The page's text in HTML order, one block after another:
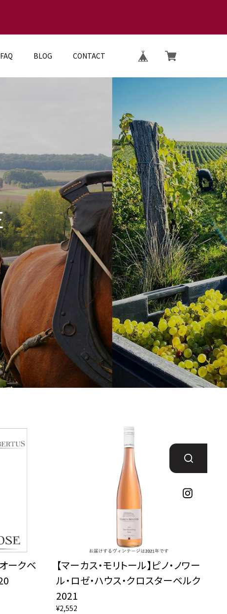
FAQ BLOG CONTACT
ークベ
【マーカス・モリトール】ピノ・ノワー
ル・ロゼ・ハウス・クロスターベルク
2021
¥2,552